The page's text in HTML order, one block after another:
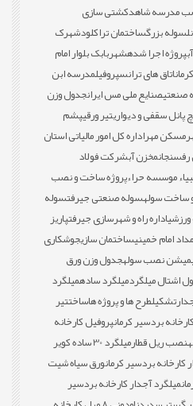
مدرسه شاهدکشتی سازی
سوله بزرگساختمان تراکلودشهرک
پروژه اجرا شدهشهربابک بلوار امام
اتاق های ترانسپروفیلمدرسه ابن
صنعتیصنایع ملی مس ایرانجدول وزن
پانل سقفی و دیواریتیر ورقیپشم
مسکن مهراداره کل امور مالیاتی استان
مخزن آبشرکت فولاد
موسسه حراءپروژه ساخت و نصب
سولهسوله صنعتی جیرفتسوله
اداره راه و شهرسازی جیرفتپاریز
امام خمینیساختمان سازیجوشکاری
نصب سولهجدول وزن ورق
اشتال میلگردمیلگرد سادهمیلگرد
تشکیلطرح ها و پروژه هاساختتیر
پروفیل کارخانه
نصب ریل قطار
میلگرد 30 ساده کویر
ورق سیاه شیت
میلگرد آجدار کارخانه بردسیر